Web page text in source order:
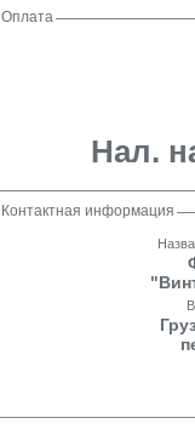
Оплата
Нал.
Контактная информация